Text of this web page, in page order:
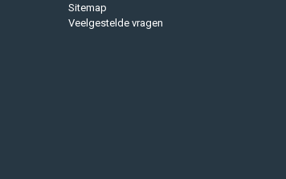
Sitemap
Veelgestelde vragen